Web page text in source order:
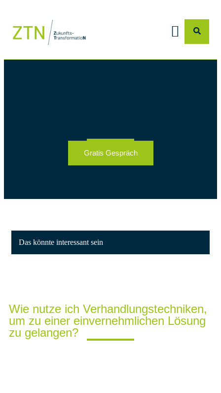
Gratis Gespräch
Das könnte interessant sein
Wie nutze ich Verhandlungstechniken,
um zu einer einvernehmlichen Lösung
zu gelangen?